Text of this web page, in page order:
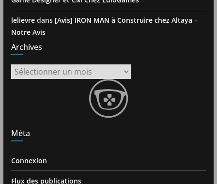
lelievredans [Avis] IRON MAN à Construire chez Altaya –
Notre Avis
Archives
Archives
Méta
Connexion
Flux des publications